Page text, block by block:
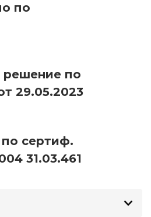
по
решение по
29.05.2023
сертиф.
31.03.461